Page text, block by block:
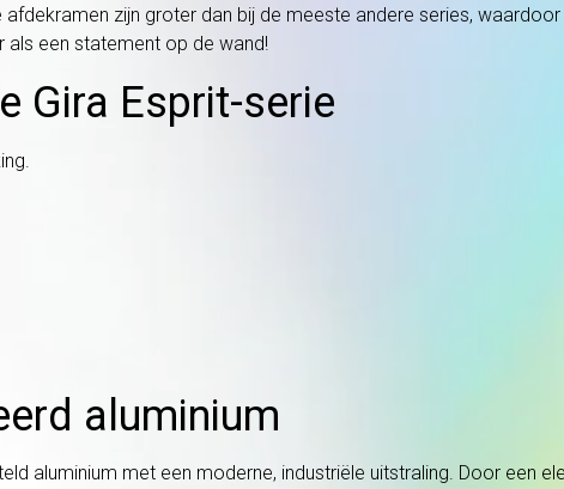
zijn groter dan bij de meeste andere series,
als een statement op de wand!
Gira Esprit-serie
aluminium
aluminium met een moderne, industriële uitstraling. Door een